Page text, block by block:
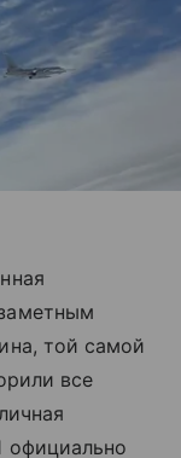
той самой
все
официально